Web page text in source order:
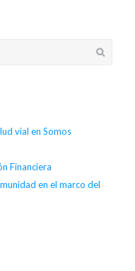
vial en Somos
Financiera
en el marco del